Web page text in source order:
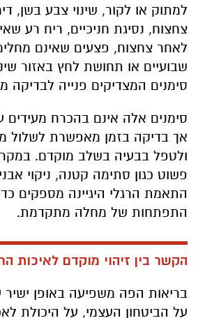
למתוק או לקור, שינוי צבע בשן,
צחצוח, נסיגת חניכיים, ריח רע
לאחר צחצוח, פצעים שאינם
שבועיים או תחושת לחץ באזור
סימנים המצדיקים פנייה לבדיקה
סימנים אלה אינם בהכרח מעידים
אך בדיקה בזמן מאפשרת לשלול
ולטפל בבעיה בשלב מוקדם.
פשוט כגון סתימה קטנה, ניקוי
התאמת הרגלי היגיינה מספקים
התפתחות של מחלה מתקדמת.
הקשר בין זיהוי מוקדם לאיכות
בריאות הפה משפיעה באופן ישיר
על הביטחון העצמי, על היכולת